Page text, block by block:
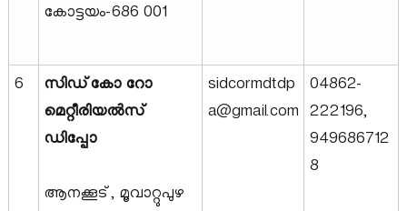
കോട്ടയം-686 001
6
സിഡ്‌കോ റോ
മെറ്റീരിയൽസ്
ഡിപ്പോ
ആനക്കൂട്, മൂവാറ്റുപുഴ
sidcormdtdp
a@gmail.com
04862-
222196,
949686712
8